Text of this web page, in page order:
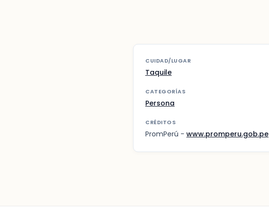
CUIDAD/LUGAR
Taquile
CATEGORÍAS
Persona
CRÉDITOS
PromPerú - www.promperu.gob.pe